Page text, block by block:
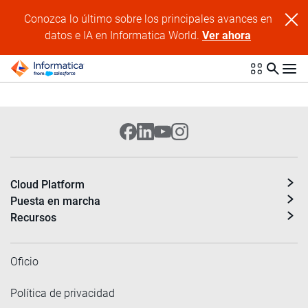
Conozca lo último sobre los principales avances en
datos e IA en Informatica World.Ver ahora
Cloud Platform
Puesta en marcha
Recursos
Oficio
Política de privacidad